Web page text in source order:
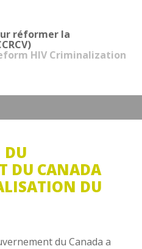
réformer la
HIV Criminalization
DU
DU CANADA
DU
du Canada a